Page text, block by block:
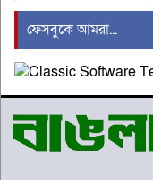
ফেসবুকে আমরা...